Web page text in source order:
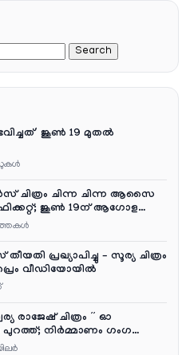
ജൂൺ 19 മുതൽ
ചിത്രം ചിന്ന ചിന്ന ആസൈ
ജൂൺ 19ന് ആഗോള
തീയതി പ്രഖ്യാപിച്ചു – സൂര്യ ചിത്രം
വീഡിയോയിൽ
രാജേഷ് ചിത്രം ” ഓ
പുറത്ത്; നിർമ്മാണം ഗംഗ